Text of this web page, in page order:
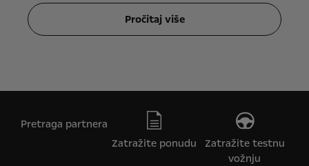
Pročitaj više
Pretraga partnera
Zatražite ponudu
Zatražite testnu
vožnju